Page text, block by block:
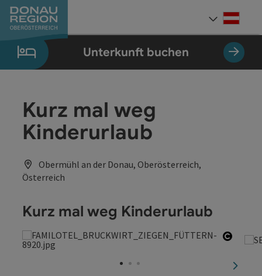
Zum Inhalt
Zur Navigation
Zum Seitenanfang
Zur Kontaktseite
Zum Impressum
Zur Startseite
Unterkunft buchen
Kurz mal weg
Kinderurlaub
Obermühl an der Donau, Oberösterreich,
Österreich
Kurz mal weg Kinderurlaub